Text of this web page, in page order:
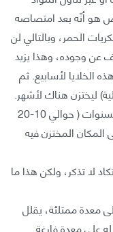
هو أنّه بعد امتصاصه
الحمر، وبالتالي لن
وجوده، وهذا يزيد
الخلايا لأسابيع. ثم
ليختزن هناك لأشهر.
ثم ينتقل أخيراً إلى العظام حيث يختزن هناك لسنوات ( حوالي 10-20
المختزن فيه
لا تذكر، ولكن هذا ما
ممتلئة، يقلل